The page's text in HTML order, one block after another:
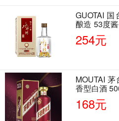
GUOTAI
酿造 53度
单瓶装
254元
MOUTAI
香型白酒
168元